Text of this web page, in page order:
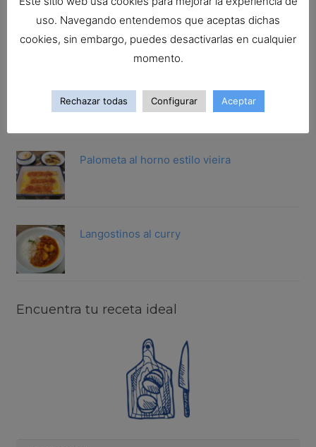
cualqu...
Palometa al horno estilo vieira
Langostinos al curry
Encuentra tu receta ideal
uso. Navegando entendemos que aceptas dichas
cookies, sin embargo, puedes desactivarlas en cualquier
momento.
Rechazar todas Configurar Aceptar